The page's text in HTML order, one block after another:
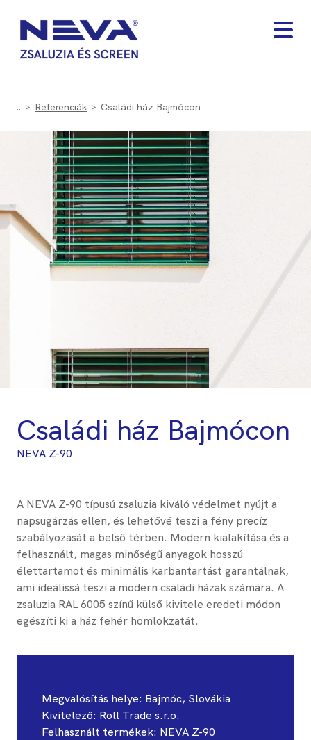
Referenciák Családi ház Bajmócon
Családi ház Bajmócon
NEVA Z-90
A NEVA Z-90 típusú zsaluzia kiváló védelmet nyújt a
napsugárzás ellen, és lehetővé teszi a fény precíz
szabályozását a belső térben. Modern kialakítása és a
felhasznált, magas minőségű anyagok hosszú
élettartamot és minimális karbantartást garantálnak,
ami ideálissá teszi a modern családi házak számára. A
zsaluzia RAL 6005 színű külső kivitele eredeti módon
egészíti ki a ház fehér homlokzatát.
Megvalósítás helye: ​Bajmóc, Slovákia
Kivitelező: Roll Trade s.r.o.
Felhasznált termékek: NEVA Z-90